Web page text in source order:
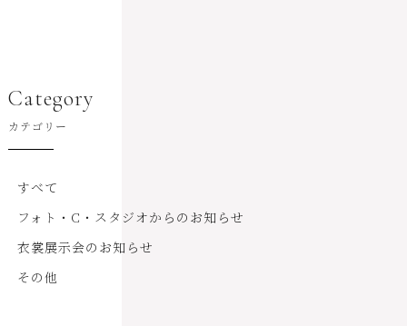
Category
カテゴリー
すべて
フォト・C・スタジオからのお知らせ
衣裳展示会のお知らせ
その他